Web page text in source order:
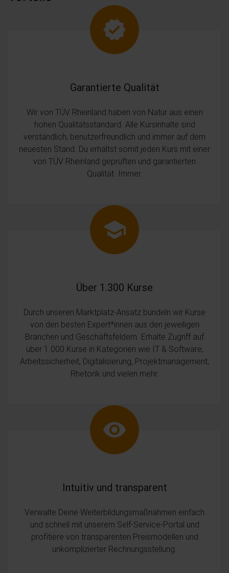
Garantierte Qualität
Wir von TÜV Rheinland haben von Natur aus einen
hohen Qualitätsstandard. Alle Kursinhalte sind
verständlich, benutzerfreundlich und immer auf dem
neuesten Stand. Du erhältst somit jeden Kurs mit einer
von TÜV Rheinland geprüften und garantierten
Qualität. Immer.
Über 1.300 Kurse
Durch unseren Marktplatz-Ansatz bündeln wir Kurse
von den besten Expert*innen aus den jeweiligen
Branchen und Geschäftsfeldern. Erhalte Zugriff auf
über 1.000 Kurse in Kategorien wie IT & Software,
Arbeitssicherheit, Digitalisierung, Projektmanagement,
Rhetorik und vielen mehr.
Intuitiv und transparent
Verwalte Deine Weiterbildungsmaßnahmen einfach
und schnell mit unserem Self-Service-Portal und
profitiere von transparenten Preismodellen und
unkomplizierter Rechnungsstellung.